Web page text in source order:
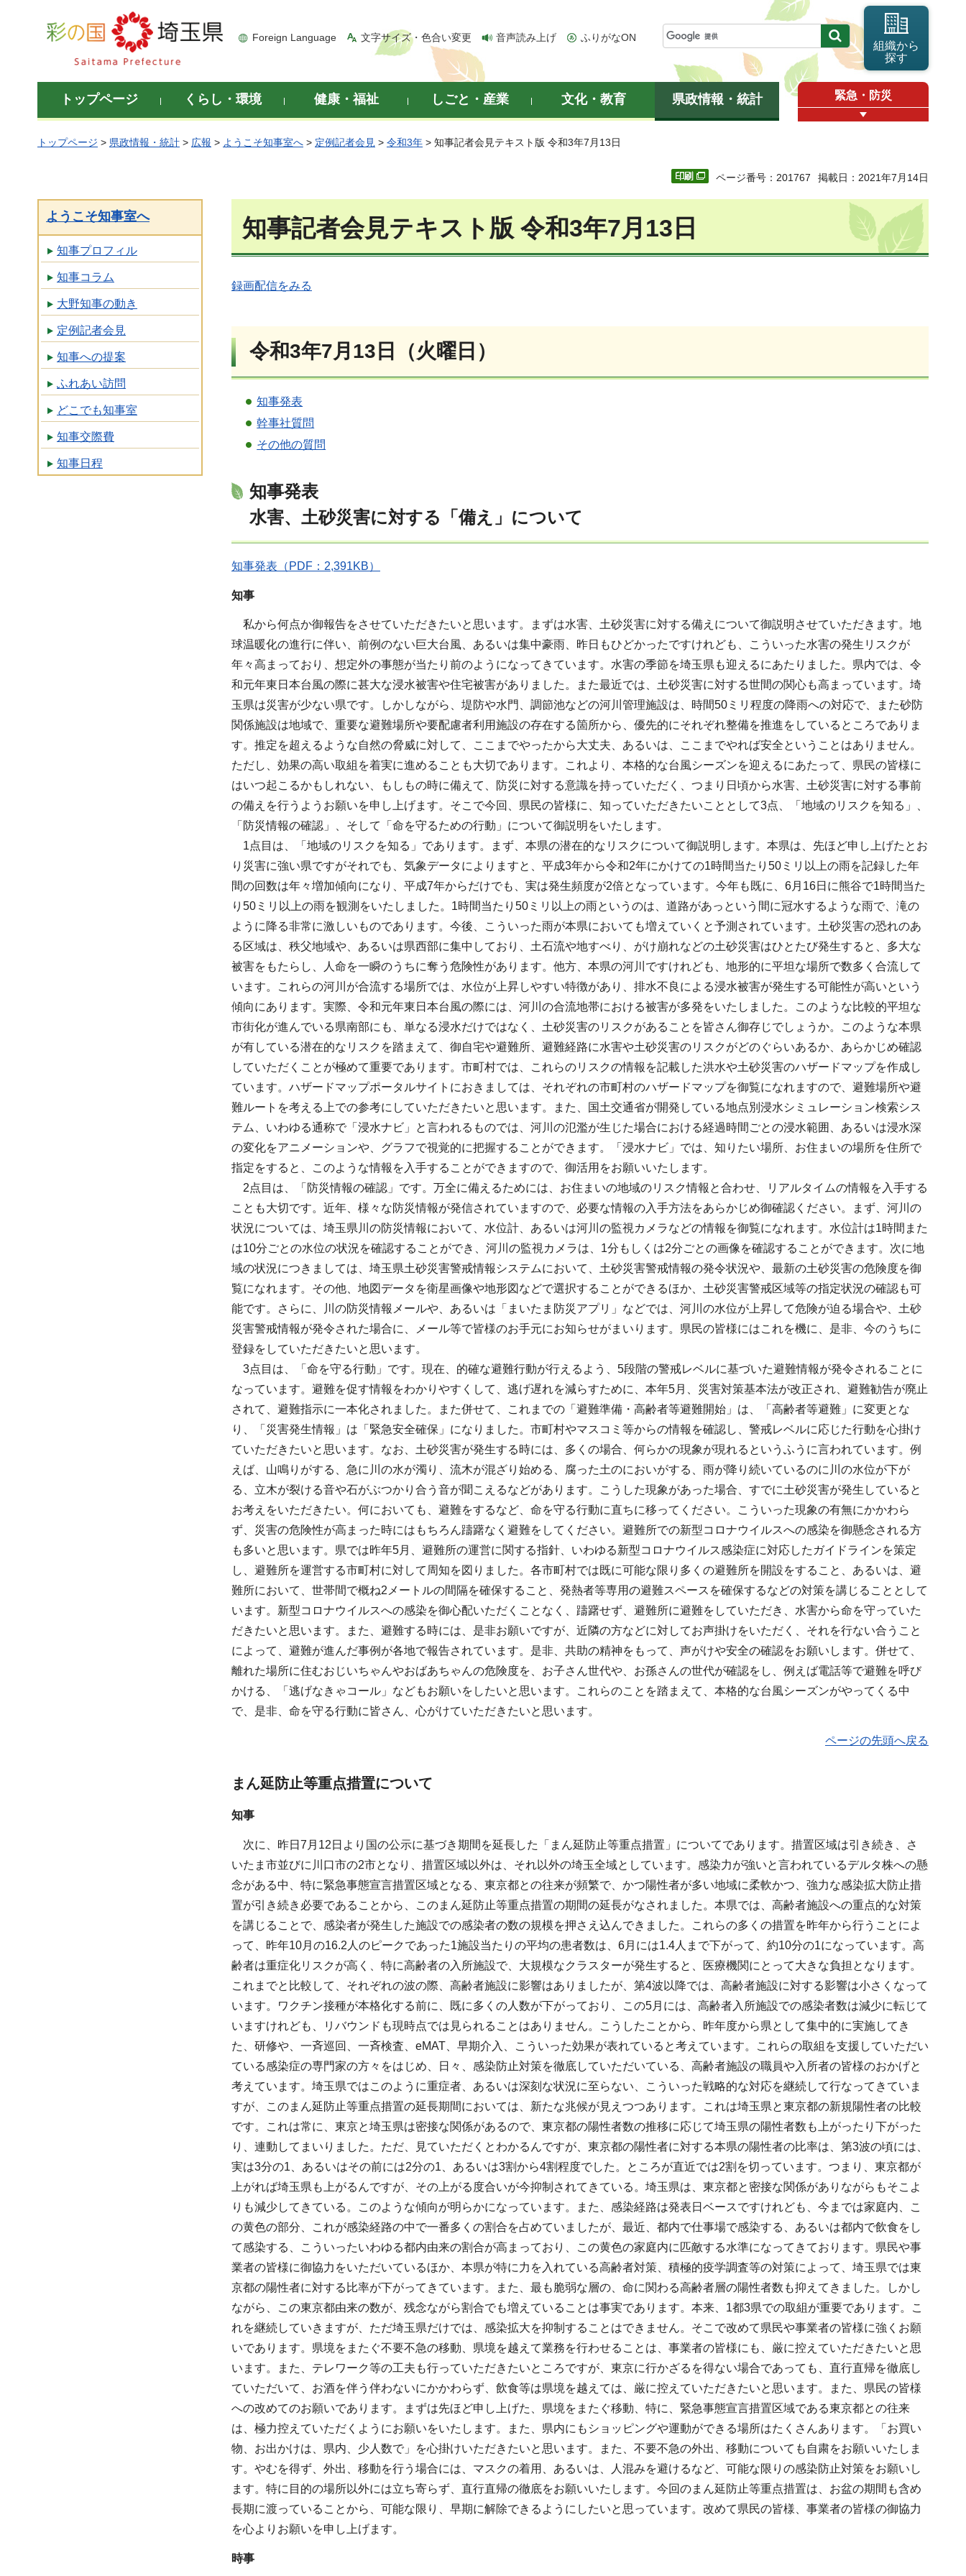
彩の国 埼玉県
Foreign Language 文字サイズ・色合い変更 音声読み上げ ふりがなON
組織から
探す
トップページ くらし・環境 健康・福祉 しごと・産業 文化・教育 県政情報・統計 緊急・防災
トップページ > 県政情報・統計 > 広報 > ようこそ知事室へ > 定例記者会見 > 令和3年 > 知事記者会見テキスト版 令和3年7月13日
ページ番号：201767 掲載日：2021年7月14日
ようこそ知事室へ
知事プロフィル
知事コラム
大野知事の動き
定例記者会見
知事への提案
ふれあい訪問
どこでも知事室
知事交際費
知事日程
知事記者会見テキスト版 令和3年7月13日
録画配信をみる
令和3年7月13日（火曜日）
知事発表
幹事社質問
その他の質問
知事発表
水害、土砂災害に対する「備え」について
知事発表（PDF：2,391KB）
知事
私から何点か御報告をさせていただきたいと思います。まずは水害、土砂災害に対する備えについて御説明させていただきます。地
球温暖化の進行に伴い、前例のない巨大台風、あるいは集中豪雨、昨日もひどかったですけれども、こういった水害の発生リスクが
年々高まっており、想定外の事態が当たり前のようになってきています。水害の季節を埼玉県も迎えるにあたりました。県内では、令
和元年東日本台風の際に甚大な浸水被害や住宅被害がありました。また最近では、土砂災害に対する世間の関心も高まっています。埼
玉県は災害が少ない県です。しかしながら、堤防や水門、調節池などの河川管理施設は、時間50ミリ程度の降雨への対応で、また砂防
関係施設は地域で、重要な避難場所や要配慮者利用施設の存在する箇所から、優先的にそれぞれ整備を推進をしているところでありま
す。推定を超えるような自然の脅威に対して、ここまでやったから大丈夫、あるいは、ここまでやれば安全ということはありません。
ただし、効果の高い取組を着実に進めることも大切であります。これより、本格的な台風シーズンを迎えるにあたって、県民の皆様に
はいつ起こるかもしれない、もしもの時に備えて、防災に対する意識を持っていただく、つまり日頃から水害、土砂災害に対する事前
の備えを行うようお願いを申し上げます。そこで今回、県民の皆様に、知っていただきたいこととして3点、「地域のリスクを知る」、
「防災情報の確認」、そして「命を守るための行動」について御説明をいたします。
1点目は、「地域のリスクを知る」であります。まず、本県の潜在的なリスクについて御説明します。本県は、先ほど申し上げたとお
り災害に強い県ですがそれでも、気象データによりますと、平成3年から令和2年にかけての1時間当たり50ミリ以上の雨を記録した年
間の回数は年々増加傾向になり、平成7年からだけでも、実は発生頻度が2倍となっています。今年も既に、6月16日に熊谷で1時間当た
り50ミリ以上の雨を観測をいたしました。1時間当たり50ミリ以上の雨というのは、道路があっという間に冠水するような雨で、滝の
ように降る非常に激しいものであります。今後、こういった雨が本県においても増えていくと予測されています。土砂災害の恐れのあ
る区域は、秩父地域や、あるいは県西部に集中しており、土石流や地すべり、がけ崩れなどの土砂災害はひとたび発生すると、多大な
被害をもたらし、人命を一瞬のうちに奪う危険性があります。他方、本県の河川ですけれども、地形的に平坦な場所で数多く合流して
います。これらの河川が合流する場所では、水位が上昇しやすい特徴があり、排水不良による浸水被害が発生する可能性が高いという
傾向にあります。実際、令和元年東日本台風の際には、河川の合流地帯における被害が多発をいたしました。このような比較的平坦な
市街化が進んでいる県南部にも、単なる浸水だけではなく、土砂災害のリスクがあることを皆さん御存じでしょうか。このような本県
が有している潜在的なリスクを踏まえて、御自宅や避難所、避難経路に水害や土砂災害のリスクがどのぐらいあるか、あらかじめ確認
していただくことが極めて重要であります。市町村では、これらのリスクの情報を記載した洪水や土砂災害のハザードマップを作成し
ています。ハザードマップポータルサイトにおきましては、それぞれの市町村のハザードマップを御覧になれますので、避難場所や避
難ルートを考える上での参考にしていただきたいと思います。また、国土交通省が開発している地点別浸水シミュレーション検索シス
テム、いわゆる通称で「浸水ナビ」と言われるものでは、河川の氾濫が生じた場合における経過時間ごとの浸水範囲、あるいは浸水深
の変化をアニメーションや、グラフで視覚的に把握することができます。「浸水ナビ」では、知りたい場所、お住まいの場所を住所で
指定をすると、このような情報を入手することができますので、御活用をお願いいたします。
2点目は、「防災情報の確認」です。万全に備えるためには、お住まいの地域のリスク情報と合わせ、リアルタイムの情報を入手する
ことも大切です。近年、様々な防災情報が発信されていますので、必要な情報の入手方法をあらかじめ御確認ください。まず、河川の
状況については、埼玉県川の防災情報において、水位計、あるいは河川の監視カメラなどの情報を御覧になれます。水位計は1時間また
は10分ごとの水位の状況を確認することができ、河川の監視カメラは、1分もしくは2分ごとの画像を確認することができます。次に地
域の状況につきましては、埼玉県土砂災害警戒情報システムにおいて、土砂災害警戒情報の発令状況や、最新の土砂災害の危険度を御
覧になれます。その他、地図データを衛星画像や地形図などで選択することができるほか、土砂災害警戒区域等の指定状況の確認も可
能です。さらに、川の防災情報メールや、あるいは「まいたま防災アプリ」などでは、河川の水位が上昇して危険が迫る場合や、土砂
災害警戒情報が発令された場合に、メール等で皆様のお手元にお知らせがまいります。県民の皆様にはこれを機に、是非、今のうちに
登録をしていただきたいと思います。
3点目は、「命を守る行動」です。現在、的確な避難行動が行えるよう、5段階の警戒レベルに基づいた避難情報が発令されることに
なっています。避難を促す情報をわかりやすくして、逃げ遅れを減らすために、本年5月、災害対策基本法が改正され、避難勧告が廃止
されて、避難指示に一本化されました。また併せて、これまでの「避難準備・高齢者等避難開始」は、「高齢者等避難」に変更とな
り、「災害発生情報」は「緊急安全確保」になりました。市町村やマスコミ等からの情報を確認し、警戒レベルに応じた行動を心掛け
ていただきたいと思います。なお、土砂災害が発生する時には、多くの場合、何らかの現象が現れるというふうに言われています。例
えば、山鳴りがする、急に川の水が濁り、流木が混ざり始める、腐った土のにおいがする、雨が降り続いているのに川の水位が下が
る、立木が裂ける音や石がぶつかり合う音が聞こえるなどがあります。こうした現象があった場合、すでに土砂災害が発生していると
お考えをいただきたい。何においても、避難をするなど、命を守る行動に直ちに移ってください。こういった現象の有無にかかわら
ず、災害の危険性が高まった時にはもちろん躊躇なく避難をしてください。避難所での新型コロナウイルスへの感染を御懸念される方
も多いと思います。県では昨年5月、避難所の運営に関する指針、いわゆる新型コロナウイルス感染症に対応したガイドラインを策定
し、避難所を運営する市町村に対して周知を図りました。各市町村では既に可能な限り多くの避難所を開設をすること、あるいは、避
難所において、世帯間で概ね2メートルの間隔を確保すること、発熱者等専用の避難スペースを確保するなどの対策を講じることとして
います。新型コロナウイルスへの感染を御心配いただくことなく、躊躇せず、避難所に避難をしていただき、水害から命を守っていた
だきたいと思います。また、避難する時には、是非お願いですが、近隣の方などに対してお声掛けをいただく、それを行ない合うこと
によって、避難が進んだ事例が各地で報告されています。是非、共助の精神をもって、声がけや安全の確認をお願いします。併せて、
離れた場所に住むおじいちゃんやおばあちゃんの危険度を、お子さん世代や、お孫さんの世代が確認をし、例えば電話等で避難を呼び
かける、「逃げなきゃコール」などもお願いをしたいと思います。これらのことを踏まえて、本格的な台風シーズンがやってくる中
で、是非、命を守る行動に皆さん、心がけていただきたいと思います。
ページの先頭へ戻る
まん延防止等重点措置について
知事
次に、昨日7月12日より国の公示に基づき期間を延長した「まん延防止等重点措置」についてであります。措置区域は引き続き、さ
いたま市並びに川口市の2市となり、措置区域以外は、それ以外の埼玉全域としています。感染力が強いと言われているデルタ株への懸
念がある中、特に緊急事態宣言措置区域となる、東京都との往来が頻繁で、かつ陽性者が多い地域に柔軟かつ、強力な感染拡大防止措
置が引き続き必要であることから、このまん延防止等重点措置の期間の延長がなされました。本県では、高齢者施設への重点的な対策
を講じることで、感染者が発生した施設での感染者の数の規模を押さえ込んできました。これらの多くの措置を昨年から行うことによ
って、昨年10月の16.2人のピークであった1施設当たりの平均の患者数は、6月には1.4人まで下がって、約10分の1になっています。高
齢者は重症化リスクが高く、特に高齢者の入所施設で、大規模なクラスターが発生すると、医療機関にとって大きな負担となります。
これまでと比較して、それぞれの波の際、高齢者施設に影響はありましたが、第4波以降では、高齢者施設に対する影響は小さくなって
います。ワクチン接種が本格化する前に、既に多くの人数が下がっており、この5月には、高齢者入所施設での感染者数は減少に転じて
いますけれども、リバウンドも現時点では見られることはありません。こうしたことから、昨年度から県として集中的に実施してき
た、研修や、一斉巡回、一斉検査、eMAT、早期介入、こういった効果が表れていると考えています。これらの取組を支援していただい
ている感染症の専門家の方々をはじめ、日々、感染防止対策を徹底していただいている、高齢者施設の職員や入所者の皆様のおかげと
考えています。埼玉県ではこのように重症者、あるいは深刻な状況に至らない、こういった戦略的な対応を継続して行なってきていま
すが、このまん延防止等重点措置の延長期間においては、新たな兆候が見えつつあります。これは埼玉県と東京都の新規陽性者の比較
です。これは常に、東京と埼玉県は密接な関係があるので、東京都の陽性者数の推移に応じて埼玉県の陽性者数も上がったり下がった
り、連動してまいりました。ただ、見ていただくとわかるんですが、東京都の陽性者に対する本県の陽性者の比率は、第3波の頃には、
実は3分の1、あるいはその前には2分の1、あるいは3割から4割程度でした。ところが直近では2割を切っています。つまり、東京都が
上がれば埼玉県も上がるんですが、その上がる度合いが今抑制されてきている。埼玉県は、東京都と密接な関係がありながらもそこよ
りも減少してきている。このような傾向が明らかになっています。また、感染経路は発表日ベースですけれども、今までは家庭内、こ
の黄色の部分、これが感染経路の中で一番多くの割合を占めていましたが、最近、都内で仕事場で感染する、あるいは都内で飲食をし
て感染する、こういったいわゆる都内由来の割合が高まっており、この黄色の家庭内に匹敵する水準になってきております。県民や事
業者の皆様に御協力をいただいているほか、本県が特に力を入れている高齢者対策、積極的疫学調査等の対策によって、埼玉県では東
京都の陽性者に対する比率が下がってきています。また、最も脆弱な層の、命に関わる高齢者層の陽性者数も抑えてきました。しかし
ながら、この東京都由来の数が、残念ながら割合でも増えていることは事実であります。本来、1都3県での取組が重要であります。こ
れを継続していきますが、ただ埼玉県だけでは、感染拡大を抑制することはできません。そこで改めて県民や事業者の皆様に強くお願
いであります。県境をまたぐ不要不急の移動、県境を越えて業務を行わせることは、事業者の皆様にも、厳に控えていただきたいと思
います。また、テレワーク等の工夫も行っていただきたいところですが、東京に行かざるを得ない場合であっても、直行直帰を徹底し
ていただいて、お酒を伴う伴わないにかかわらず、飲食等は県境を越えては、厳に控えていただきたいと思います。また、県民の皆様
への改めてのお願いであります。まずは先ほど申し上げた、県境をまたぐ移動、特に、緊急事態宣言措置区域である東京都との往来
は、極力控えていただくようにお願いをいたします。また、県内にもショッピングや運動ができる場所はたくさんあります。「お買い
物、お出かけは、県内、少人数で」を心掛けいただきたいと思います。また、不要不急の外出、移動についても自粛をお願いいたしま
す。やむを得ず、外出、移動を行う場合には、マスクの着用、あるいは、人混みを避けるなど、可能な限りの感染防止対策をお願いし
ます。特に目的の場所以外には立ち寄らず、直行直帰の徹底をお願いいたします。今回のまん延防止等重点措置は、お盆の期間も含め
長期に渡っていることから、可能な限り、早期に解除できるようにしたいと思っています。改めて県民の皆様、事業者の皆様の御協力
を心よりお願いを申し上げます。
時事